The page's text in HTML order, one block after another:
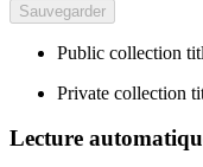
Public collection
Private collection
Lecture